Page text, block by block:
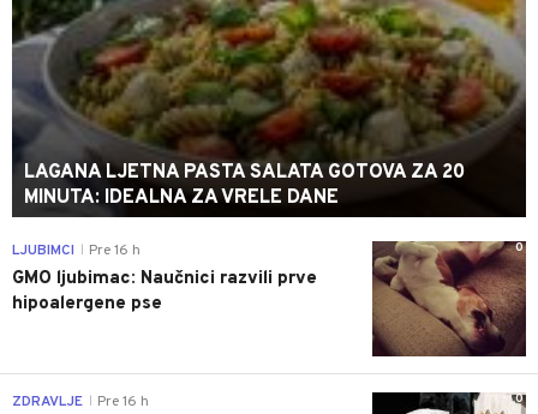
LAGANA LJETNA PASTA SALATA GOTOVA ZA 20
MINUTA: IDEALNA ZA VRELE DANE
0
LJUBIMCI Pre 16 h
GMO ljubimac: Naučnici razvili prve
hipoalergene pse
0
ZDRAVLJE Pre 16 h